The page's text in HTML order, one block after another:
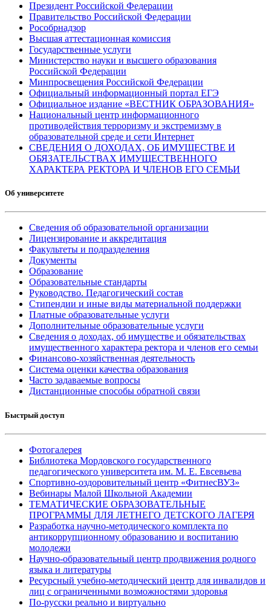
Президент Российской Федерации
Правительство Российской Федерации
Рособрнадзор
Высшая аттестационная комиссия
Государственные услуги
Министерство науки и высшего образования
Российской Федерации
Минпросвещения Российской Федерации
Официальный информационный портал ЕГЭ
Официальное издание «ВЕСТНИК ОБРАЗОВАНИЯ»
Национальный центр информационного
противодействия терроризму и экстремизму в
образовательной среде и сети Интернет
СВЕДЕНИЯ О ДОХОДАХ, ОБ ИМУЩЕСТВЕ И
ОБЯЗАТЕЛЬСТВАХ ИМУЩЕСТВЕННОГО
ХАРАКТЕРА РЕКТОРА И ЧЛЕНОВ ЕГО СЕМЬИ
Об университете
Сведения об образовательной организации
Лицензирование и аккредитация
Факультеты и подразделения
Документы
Образование
Образовательные стандарты
Руководство. Педагогический состав
Стипендии и иные виды материальной поддержки
Платные образовательные услуги
Дополнительные образовательные услуги
Сведения о доходах, об имуществе и обязательствах
имущественного характера ректора и членов его семьи
Финансово-хозяйственная деятельность
Система оценки качества образования
Часто задаваемые вопросы
Дистанционные способы обратной связи
Быстрый доступ
Фотогалерея
Библиотека Мордовского государственного
педагогического университета им. М. Е. Евсевьева
Спортивно-оздоровительный центр «ФитнесВУЗ»
Вебинары Малой Школьной Академии
ТЕМАТИЧЕСКИЕ ОБРАЗОВАТЕЛЬНЫЕ
ПРОГРАММЫ ДЛЯ ЛЕТНЕГО ДЕТСКОГО ЛАГЕРЯ
Разработка научно-методического комплекта по
антикоррупционному образованию и воспитанию
молодежи
Научно-образовательный центр продвижения родного
языка и литературы
Ресурсный учебно-методический центр для инвалидов и
лиц с ограниченными возможностями здоровья
По-русски реально и виртуально